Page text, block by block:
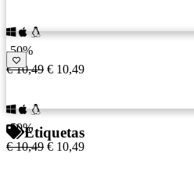
UK
VI
ZH
-50%
€ 10,49 € 10,49
-50%
€ 10,49 € 10,49
Etiquetas